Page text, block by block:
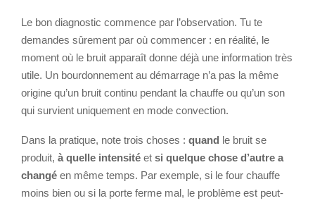
Le bon diagnostic commence par l’observation. Tu te
demandes sûrement par où commencer : en réalité, le
moment où le bruit apparaît donne déjà une information très
utile. Un bourdonnement au démarrage n’a pas la même
origine qu’un bruit continu pendant la chauffe ou qu’un son
qui survient uniquement en mode convection.
Dans la pratique, note trois choses : quand le bruit se
produit, à quelle intensité et si quelque chose d’autre a
changé en même temps. Par exemple, si le four chauffe
moins bien ou si la porte ferme mal, le problème est peut-